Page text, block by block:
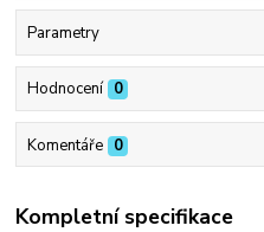
Parametry
Hodnocení 0
Komentáře 0
Kompletní specifikace